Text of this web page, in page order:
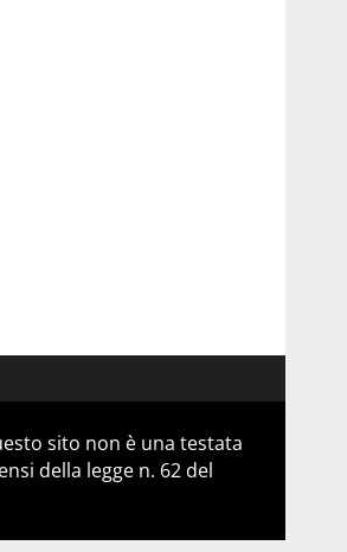
sito non è una testata
della legge n. 62 del